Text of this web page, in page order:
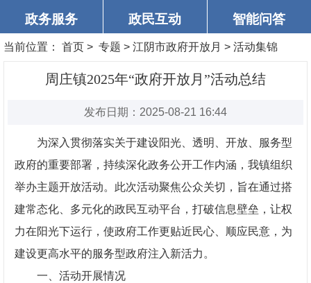
政务服务
政民互动 智能问答
当前位置： 首页 > 专题 > 江阴市政府开放月 > 活动集锦
周庄镇2025年“政府开放月”活动总结
发布日期：2025-08-21 16:44
为深入贯彻落实关于建设阳光、透明、开放、服务型
政府的重要部署，持续深化政务公开工作内涵，我镇组织
举办主题开放活动。此次活动聚焦公众关切，旨在通过搭
建常态化、多元化的政民互动平台，打破信息壁垒，让权
力在阳光下运行，使政府工作更贴近民心、顺应民意，为
建设更高水平的服务型政府注入新活力。
一、活动开展情况